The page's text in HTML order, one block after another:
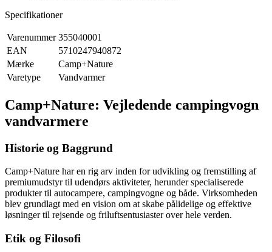
Specifikationer
Varenummer 355040001
EAN
5710247940872
Mærke
Camp+Nature
Varetype
Vandvarmer
Camp+Nature: Vejledende campingvogn
vandvarmere
Historie og Baggrund
Camp+Nature har en rig arv inden for udvikling og fremstilling af
premiumudstyr til udendørs aktiviteter, herunder specialiserede
produkter til autocampere, campingvogne og både. Virksomheden
blev grundlagt med en vision om at skabe pålidelige og effektive
løsninger til rejsende og friluftsentusiaster over hele verden.
Etik og Filosofi